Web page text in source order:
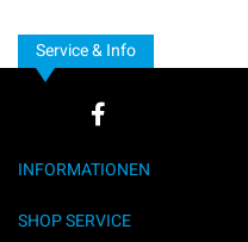
Service & Info
INFORMATIONEN
SHOP SERVICE